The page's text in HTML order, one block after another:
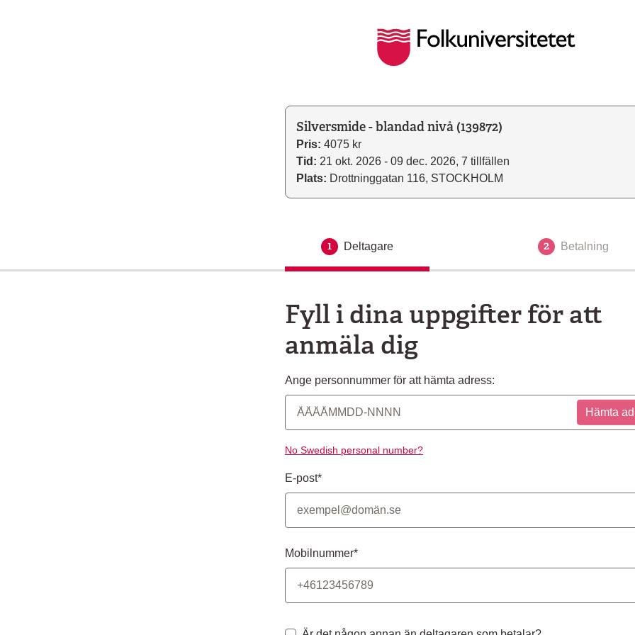
Silversmide - blandad nivå (139872)
Pris: 4075 kr
Tid: 21 okt. 2026 - 09 dec. 2026, 7 tillfällen
Plats: Drottninggatan 116, STOCKHOLM
1 Aktuellt steg
Deltagare 2 Betalning
Fyll i dina uppgifter för att
anmäla dig
Ange personnummer för att hämta adress:
Hämta
No Swedish personal number?
E-post*
Mobilnummer*